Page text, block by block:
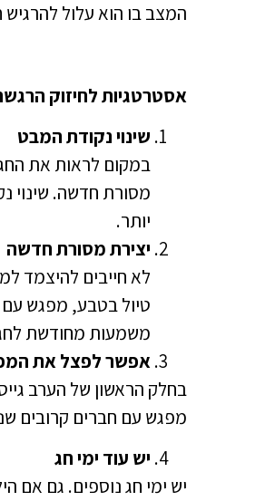
המצב בו הוא עלול
אסטרטגיות לחיזוק
שינוי נקודת המבט
במקום לראות את
מסורת חדשה. שינוי
יותר.
יצירת מסורת חדשה
לא חייבים להיצמד
טיול בטבע, מפגש עם
משמעות מחודשת
אפשר לפצל את
בחלק הראשון של הערב
מפגש עם חברים קרובים
יש עוד ימי חג
יש ימי חג נוספים. גם אם